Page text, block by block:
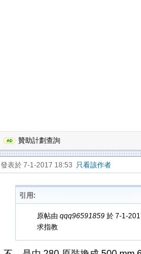
贊助計劃查詢
發表於 7-1-2017 18:53 只看該作者
引用:
原帖由 qqq96591859於 7-1-
求指教